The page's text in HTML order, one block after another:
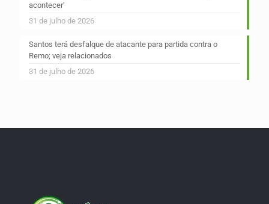
acontecer’
31 de julho de 2026
Santos terá desfalque de atacante para partida contra o
Remo; veja relacionados
31 de julho de 2026